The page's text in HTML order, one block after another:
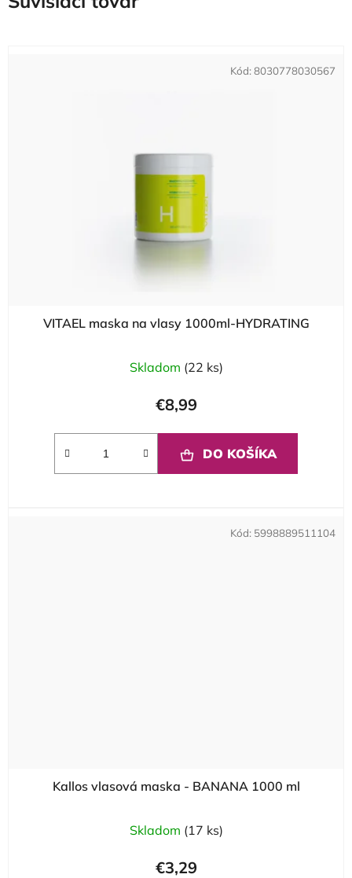
VITAEL maska na vlasy 1000ml-HYDRATING
Skladom (22 ks)
€8,99
DO KOŠÍKA
Kód: 8030778030567
Kallos vlasová maska - BANANA 1000 ml
Skladom (17 ks)
€3,29
Kód: 5998889511104